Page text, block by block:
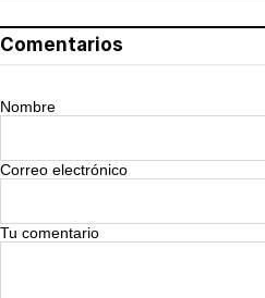
Comentarios
Nombre
Correo electrónico
Tu comentario